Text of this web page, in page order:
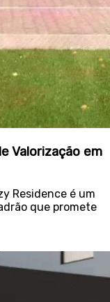
Valorização em
Residence é um
que promete